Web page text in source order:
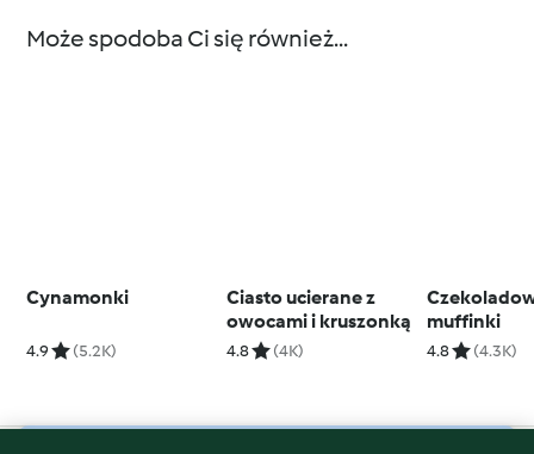
Może spodoba Ci się również...
Cynamonki
4.9 (5.2K)
Ciasto ucierane z
owocami i kruszonką
4.8 (4K)
muffinki
4.8 (4.3K)